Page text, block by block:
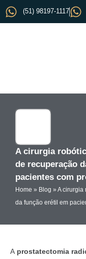
(51) 98197-1117
A cirurgia
de recuperação
pacientes com
Home » Blog » A cirurgia
da função erétil em
Aprostatectomia